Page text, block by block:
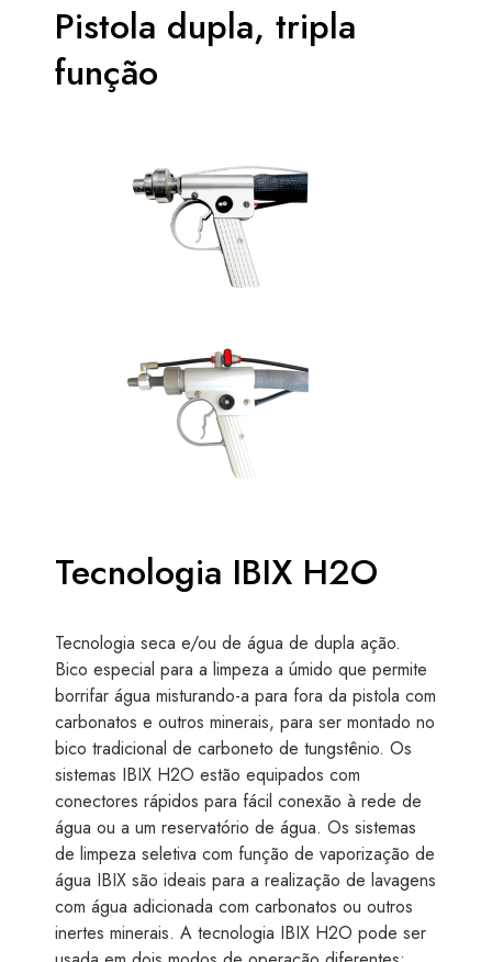
Pistola dupla, tripla
função
Tecnologia IBIX H2O
Tecnologia seca e/ou de água de dupla ação.
Bico especial para a limpeza a úmido que permite
borrifar água misturando-a para fora da pistola com
carbonatos e outros minerais, para ser montado no
bico tradicional de carboneto de tungstênio. Os
sistemas IBIX H2O estão equipados com
conectores rápidos para fácil conexão à rede de
água ou a um reservatório de água. Os sistemas
de limpeza seletiva com função de vaporização de
água IBIX são ideais para a realização de lavagens
com água adicionada com carbonatos ou outros
inertes minerais. A tecnologia IBIX H2O pode ser